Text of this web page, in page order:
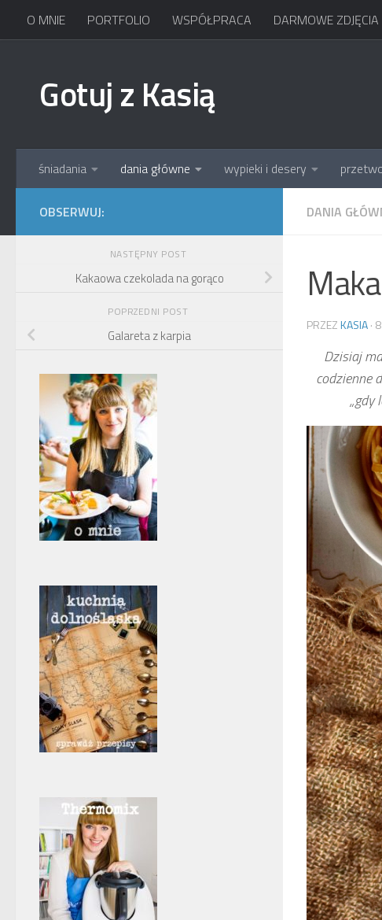
Skip to content
O MNIE PORTFOLIO WSPÓŁPRACA DARMOWE ZDJĘCIA
Gotuj z Kasią
śniadania dania główne wypieki i desery
DANIA
PRZEZKASIA·
Dzisiaj
codzienne
„gdy
OBSERWUJ:
NASTĘPNY POST
Kakaowa czekolada na gorąco
POPRZEDNI POST
Galareta z karpia